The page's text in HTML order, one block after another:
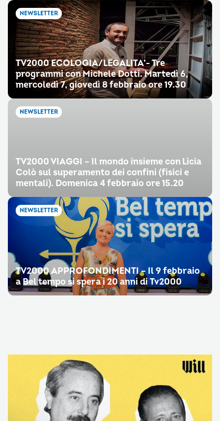
NEWSLETTER
TV2000 ECOLOGIA/LEGALITA’- Tre
programmi con Michele Dotti. Martedì 6,
mercoledì 7, giovedì 8 febbraio ore 19.30
NEWSLETTER
TV2000 VIAGGI – Il mondo insieme con Licia
Colò sul superamento dei confini (fisici e
mentali). Domenica 4 febbraio ore 15.20
NEWSLETTER
TV2000 APPROFONDIMENTI – Il 9 febbraio
a Bel tempo si spera i 20 anni di Tv2000